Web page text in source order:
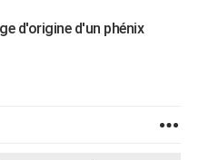
d'origine d'un phénix